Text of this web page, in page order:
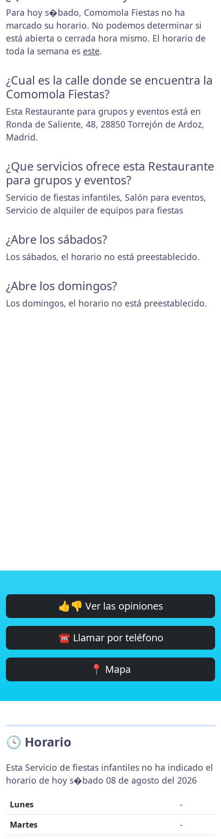
Para hoy s�bado, Comomola Fiestas no ha
marcado su horario. No podemos determinar si
está abierta o cerrada hora mismo. El horario de
toda la semana es este.
¿Cual es la calle donde se encuentra la
Comomola Fiestas?
Esta Restaurante para grupos y eventos está en
Ronda de Saliente, 48, 28850 Torrejón de Ardoz,
Madrid.
¿Que servicios ofrece esta Restaurante
para grupos y eventos?
Servicio de fiestas infantiles, Salón para eventos,
Servicio de alquiler de equipos para fiestas
¿Abre los sábados?
Los sábados, el horario no está preestablecido.
¿Abre los domingos?
Los domingos, el horario no está preestablecido.
👍👎 Ver las opiniones
☎️ Llamar por teléfono
📍 Mapa
🕓 Horario
Esta Servicio de fiestas infantiles no ha indicado el
horario de hoy s�bado 08 de agosto del 2026
Lunes
-
Martes
-